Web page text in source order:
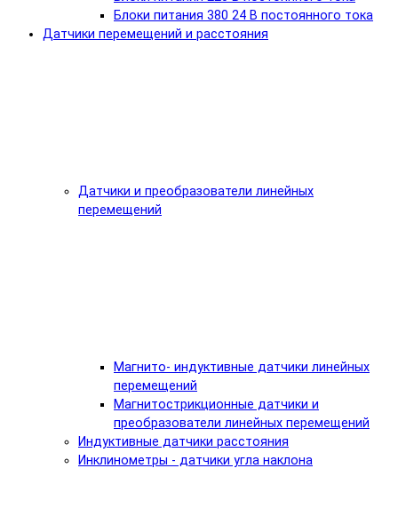
Блоки питания 380 24 В постоянного тока
Датчики перемещений и расстояния
Датчики и преобразователи линейных
перемещений
Магнито- индуктивные датчики линейных
перемещений
Магнитострикционные датчики и
преобразователи линейных перемещений
Индуктивные датчики расстояния
Инклинометры - датчики угла наклона